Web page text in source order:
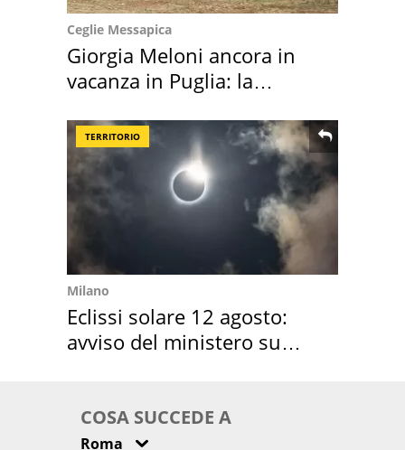
Ceglie Messapica
Giorgia Meloni ancora in
vacanza in Puglia: la
TERRITORIO
Milano
Eclissi solare 12 agosto:
avviso del ministero su